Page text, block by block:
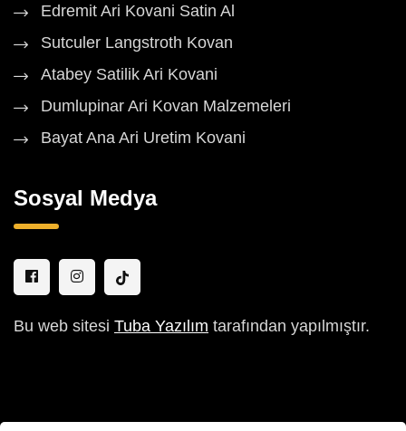
Edremit Ari Kovani Satin Al
Sutculer Langstroth Kovan
Atabey Satilik Ari Kovani
Dumlupinar Ari Kovan Malzemeleri
Bayat Ana Ari Uretim Kovani
Sosyal Medya
Bu web sitesi Tuba Yazılım tarafından yapılmıştır.